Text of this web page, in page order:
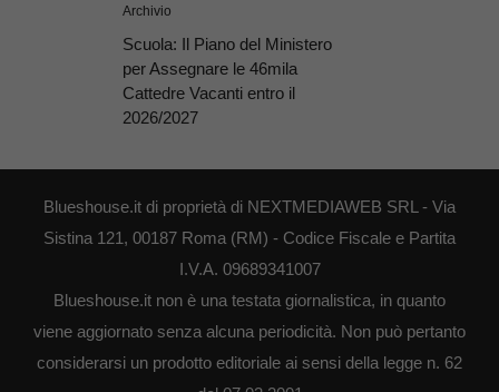
Archivio
Scuola: Il Piano del Ministero
per Assegnare le 46mila
Cattedre Vacanti entro il
2026/2027
Blueshouse.it di proprietà di NEXTMEDIAWEB SRL - Via
Sistina 121, 00187 Roma (RM) - Codice Fiscale e Partita
I.V.A. 09689341007
Blueshouse.it non è una testata giornalistica, in quanto
viene aggiornato senza alcuna periodicità. Non può pertanto
considerarsi un prodotto editoriale ai sensi della legge n. 62